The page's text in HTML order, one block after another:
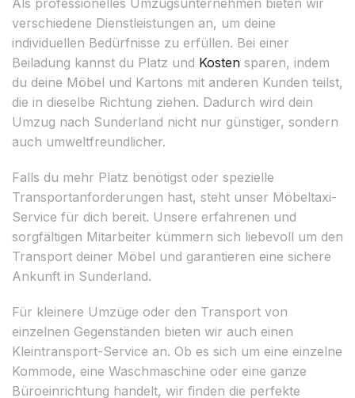
verschiedene Dienstleistungen an, um deine
individuellen Bedürfnisse zu erfüllen. Bei einer
Beiladung kannst du Platz und Kosten sparen, indem
du deine Möbel und Kartons mit anderen Kunden teilst,
die in dieselbe Richtung ziehen. Dadurch wird dein
Umzug nach Sunderland nicht nur günstiger, sondern
auch umweltfreundlicher.
Falls du mehr Platz benötigst oder spezielle
Transportanforderungen hast, steht unser Möbeltaxi-
Service für dich bereit. Unsere erfahrenen und
sorgfältigen Mitarbeiter kümmern sich liebevoll um den
Transport deiner Möbel und garantieren eine sichere
Ankunft in Sunderland.
Für kleinere Umzüge oder den Transport von
einzelnen Gegenständen bieten wir auch einen
Kleintransport-Service an. Ob es sich um eine einzelne
Kommode, eine Waschmaschine oder eine ganze
Büroeinrichtung handelt, wir finden die perfekte